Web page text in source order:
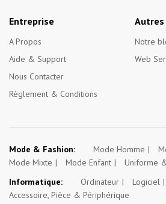
Entreprise
A Propos
Aide & Support
Nous Contacter
Règlement & Conditions
Autres
Notre
Web
Mode & Fashion: Mode Homme
Mode Mixte
Mode Enfant
Uniforme
Informatique:
Ordinateur Logiciel
Accessoire, Pièce & Périphérique